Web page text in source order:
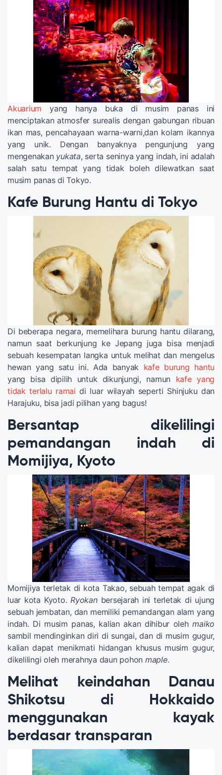
Akuarium yang hanya buka di musim panas ini
menciptakan atmosfer surealis dengan gabungan ribuan
ikan mas, pencahayaan warna-warni,dan kolam ikannya
yang unik. Dengan banyaknya pengunjung yang
mengenakan yukata, serta seninya yang indah, ini adalah
salah satu tempat yang tidak boleh dilewatkan saat
musim panas di Tokyo.
Kafe Burung Hantu di Tokyo
Di beberapa negara, memelihara burung hantu dilarang,
namun saat berkunjung ke Jepang juga bisa menjadi
sebuah kesempatan langka untuk melihat dan mengelus
hewan yang satu ini. Ada banyak kafe burung hantu
yang bisa dipilih untuk dikunjungi, namun kafe yang
tidak terlalu ramai di luar wilayah seperti Shinjuku dan
Harajuku, bisa jadi pilihan yang bagus!
Bersantap dikelilingi
pemandangan indah di
Momijiya, Kyoto
Momijiya terletak di kota Takao, sebuah tempat agak di
luar kota Kyoto. Ryokanbersejarah ini terletak di ujung
sebuah jembatan, dan memiliki pemandangan alam yang
indah. Di musim panas, kalian akan dihibur olehmaiko
sambil mendinginkan diri di sungai, dan di musim gugur,
kalian dapat menikmati hidangan khusus musim gugur,
dikelilingi oleh merahnya daun pohon maple.
Melihat keindahan Danau
Shikotsu di Hokkaido
menggunakan kayak
berdasar transparan